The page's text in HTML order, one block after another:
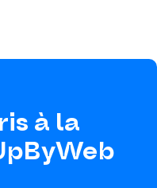
à la